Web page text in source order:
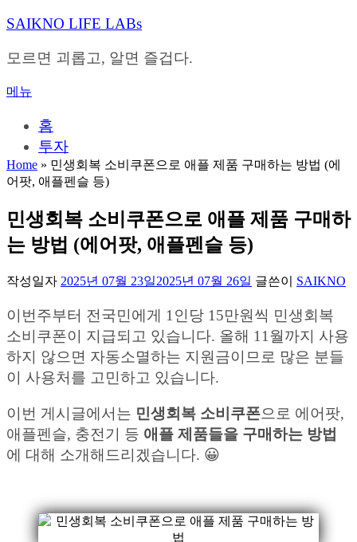
내
으
바
SAIKNO LIFE LABs
모르면 괴롭고, 알면 즐겁다.
메뉴
홈
투자
Home » 민생회복 소비쿠폰으로 애플 제품 구매하는 방법 (에
어팟, 애플펜슬 등)
민생회복 소비쿠폰으로 애플 제품 구매하
는 방법 (에어팟, 애플펜슬 등)
작성일자 2025년 07월 23일2025년 07월 26일 글쓴이 SAIKNO
이번주부터 전국민에게 1인당 15만원씩 민생회복
소비쿠폰이 지급되고 있습니다. 올해 11월까지 사용
하지 않으면 자동소멸하는 지원금이므로 많은 분들
이 사용처를 고민하고 있습니다.
이번 게시글에서는 민생회복 소비쿠폰으로 에어팟,
애플펜슬, 충전기 등 애플 제품들을 구매하는 방법
에 대해 소개해드리겠습니다. 😀